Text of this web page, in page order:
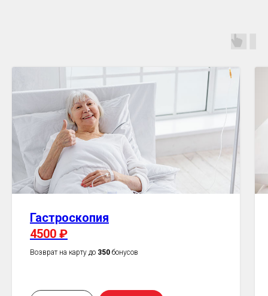
Гастроскопия
4500 ₽
Возврат на карту до 350 бонусов